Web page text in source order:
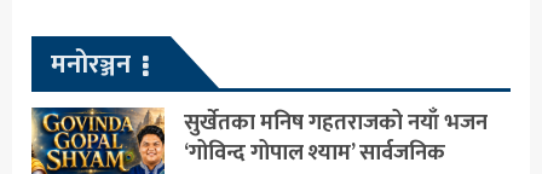
मनोरञ्जन
सुर्खेतका मनिष गहतराजको नयाँ भजन
‘गोविन्द गोपाल श्याम’ सार्वजनिक